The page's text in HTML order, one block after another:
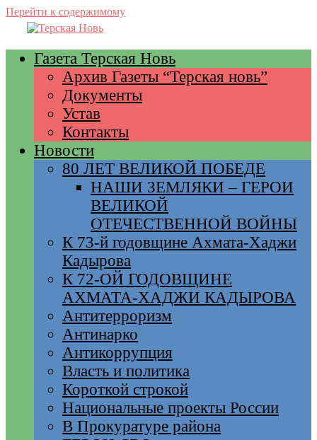
Перейти к содержимому
Газета Терская Новь
Архив Газеты “Терская новь”
Документы
Устав
Контакты
Новости
80 ЛЕТ ВЕЛИКОЙ ПОБЕДЕ
НАШИ ЗЕМЛЯКИ – ГЕРОИ
ВЕЛИКОЙ
ОТЕЧЕСТВЕННОЙ ВОЙНЫ
К 73-й годовщине Ахмата-Хаджи
Кадырова
К 72-ОЙ ГОДОВЩИНЕ
АХМАТА-ХАДЖИ КАДЫРОВА
Антитерроризм
Антинарко
Антикоррупция
Власть и политика
Короткой строкой
Национальные проекты России
В Прокуратуре района